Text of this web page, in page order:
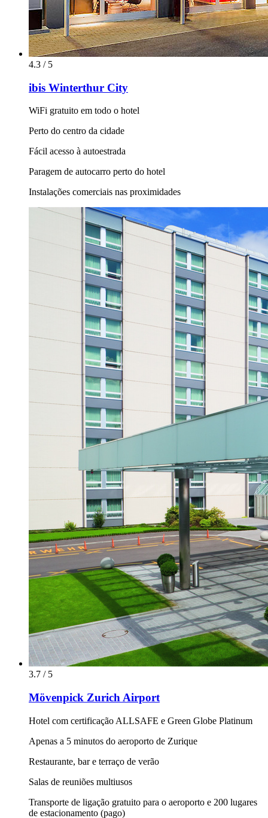
4.3 / 5
ibis Winterthur City
WiFi gratuito em todo o hotel
Perto do centro da cidade
Fácil acesso à autoestrada
Paragem de autocarro perto do hotel
Instalações comerciais nas proximidades
3.7 / 5
Mövenpick Zurich Airport
Hotel com certificação ALLSAFE e Green Globe Platinum
Apenas a 5 minutos do aeroporto de Zurique
Restaurante, bar e terraço de verão
Salas de reuniões multiusos
Transporte de ligação gratuito para o aeroporto e 200 lugares
de estacionamento (pago)